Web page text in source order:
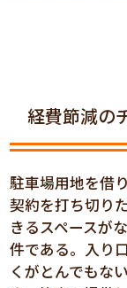
経費節減の
駐車場用地を借
契約を打ち切り
きるスペースが
件である。入り
くがとんでもな